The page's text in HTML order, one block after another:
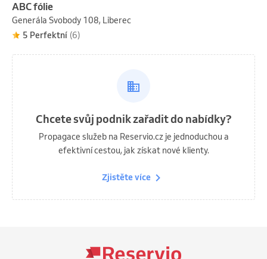
ABC fólie
Generála Svobody 108, Liberec
5 Perfektní (6)
Chcete svůj podnik zařadit do nabídky?
Propagace služeb na Reservio.cz je jednoduchou a
efektivní cestou, jak získat nové klienty.
Zjistěte více